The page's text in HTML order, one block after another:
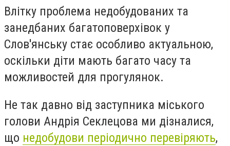
Влітку проблема недобудованих та
занедбаних багатоповерхівок у
Слов'янську стає особливо актуальною,
оскільки діти мають багато часу та
можливостей для прогулянок.
Не так давно від заступника міського
голови Андрія Секлецова ми дізналися,
що недобудови періодично перевіряють,